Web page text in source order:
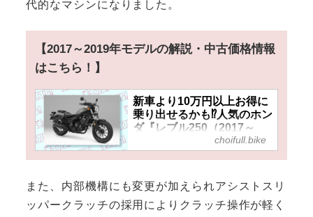
代的なマシンになりました。
【2017～2019年モデルの解説・中古価格情報
はこちら！】
新車より10万円以上お得に
乗り出せるかも⁉人気のホン
ダ『レブル250（2017～
2019）』の中古車価格や相
場はいくら？
choifull.bike
また、内部機構にも変更が加えられアシストスリ
ッパークラッチの採用によりクラッチ操作が軽く